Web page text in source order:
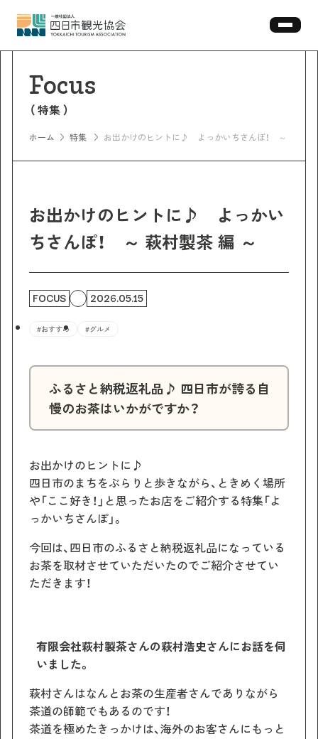
特集
ホーム 特集 お出かけのヒントに♪ よっかいちさんぽ！ ～ 萩村製
お出かけのヒントに♪ よっかい
ちさんぽ！ ～ 萩村製茶 編 ～
FOCUS 2026.05.15
#おすすめ #グルメ
ふるさと納税返礼品♪ 四日市が誇る自
慢のお茶はいかがですか？
お出かけのヒントに♪
四日市のまちをぶらりと歩きながら、ときめく場所
や「ここ好き！」と思ったお店をご紹介する特集「よ
っかいちさんぽ」。
今回は、四日市のふるさと納税返礼品になっている
お茶を取材させていただいたのでご紹介させてい
ただきます！
有限会社萩村製茶さんの萩村浩史さんにお話を伺
いました。
萩村さんはなんとお茶の生産者さんでありながら
茶道の師範でもあるのです！
茶道を極めたきっかけは、海外のお客さんにもっと